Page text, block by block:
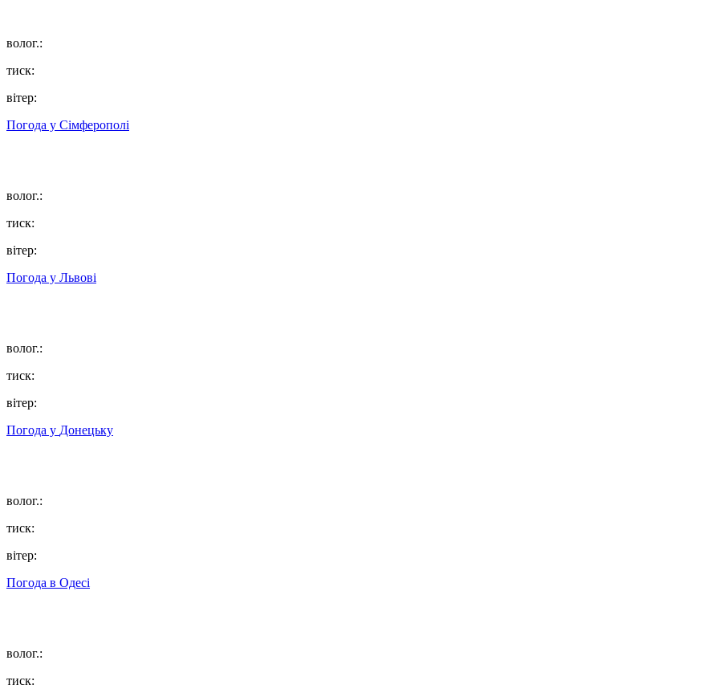
волог.:
тиск:
вітер:
Погода у Сімферополі
волог.:
тиск:
вітер:
Погода у Львові
волог.:
тиск:
вітер:
Погода у Донецьку
волог.:
тиск:
вітер:
Погода в Одесі
волог.:
тиск: